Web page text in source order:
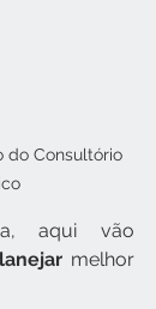
do Consultório
aqui vão
melhor